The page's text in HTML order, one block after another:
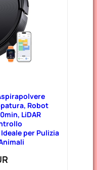
Robot
LiDAR
per Pulizia